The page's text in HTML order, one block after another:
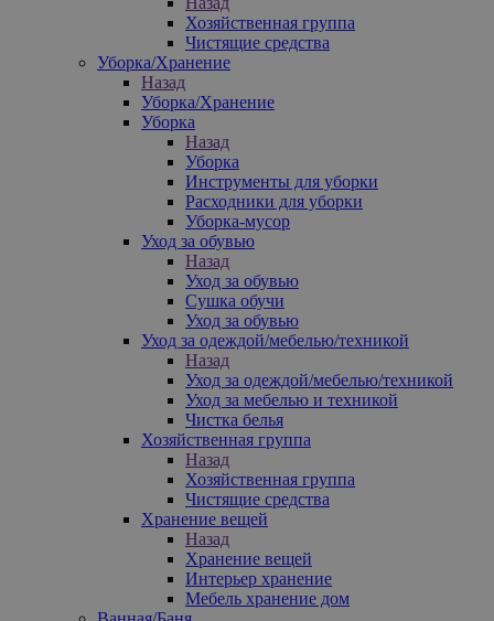
Хозяйственная группа
Чистящие средства
Уборка/Хранение
Назад
Уборка/Хранение
Уборка
Назад
Уборка
Инструменты для уборки
Расходники для уборки
Уборка-мусор
Уход за обувью
Назад
Уход за обувью
Сушка обучи
Уход за обувью
Уход за одеждой/мебелью/техникой
Назад
Уход за одеждой/мебелью/техникой
Уход за мебелью и техникой
Чистка белья
Хозяйственная группа
Назад
Хозяйственная группа
Чистящие средства
Хранение вещей
Назад
Хранение вещей
Интерьер хранение
Мебель хранение дом